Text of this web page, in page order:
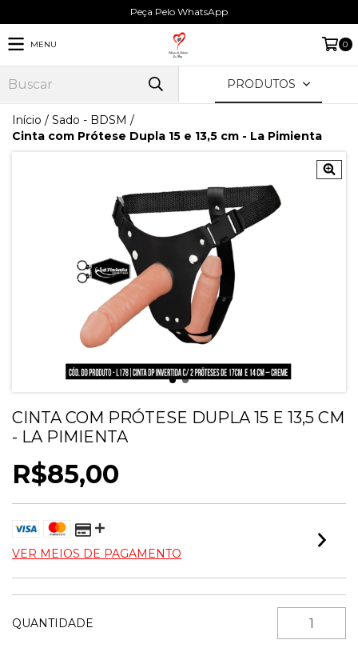
Peça Pelo WhatsApp
MENU 0
PRODUTOS
Início / Sado - BDSM /
Cinta com Prótese Dupla 15 e 13,5 cm - La Pimienta
CINTA COM PRÓTESE DUPLA 15 E 13,5 CM
- LA PIMIENTA
R$85,00
VER MEIOS DE PAGAMENTO
QUANTIDADE